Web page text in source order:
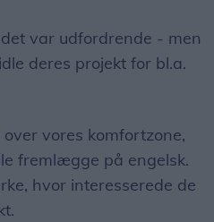
var udfordrende - men
deres projekt for bl.a.
vores komfortzone,
fremlægge på engelsk.
hvor interesserede de